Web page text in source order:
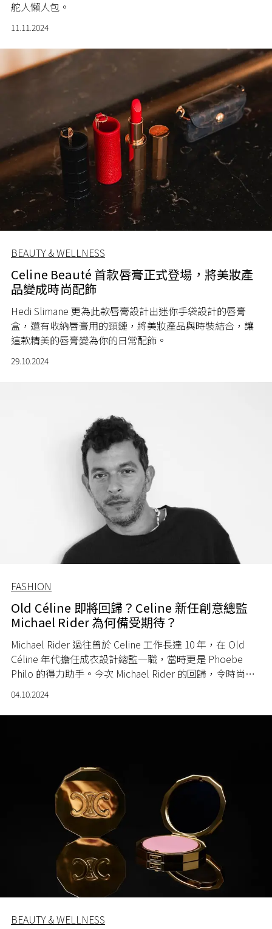
舵人懶人包。
11.11.2024
BEAUTY & WELLNESS
Celine Beauté 首款唇膏正式登場，將美妝產
品變成時尚配飾
Hedi Slimane 更為此款唇膏設計出迷你手袋設計的唇膏
盒，還有收納唇膏用的頸鏈，將美妝產品與時裝結合，讓
這款精美的唇膏變為你的日常配飾。
29.10.2024
FASHION
Old Céline 即將回歸？Celine 新任創意總監
Michael Rider 為何備受期待？
Michael Rider 過往曾於 Celine 工作長達 10 年，在 Old
Céline 年代擔任成衣設計總監一職，當時更是 Phoebe
Philo 的得力助手。今次 Michael Rider 的回歸，令時尚界
04.10.2024
BEAUTY & WELLNESS